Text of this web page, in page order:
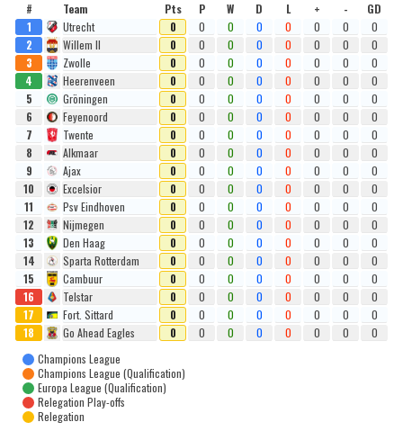
#
Team Pts P W D L + -
GD
1
Utrecht 0 0 0 0 0 0 0
0
2
Willem II 0 0 0 0 0 0 0
0
3
Zwolle 0 0 0 0 0 0 0
0
4
Heerenveen 0 0 0 0 0 0 0
0
5
Gröningen 0 0 0 0 0 0 0
0
6
Feyenoord 0 0 0 0 0 0 0
0
7
Twente 0 0 0 0 0 0 0
0
8
Alkmaar 0 0 0 0 0 0 0
0
9
Ajax 0 0 0 0 0 0 0
0
10
Excelsior 0 0 0 0 0 0 0
0
11
Psv Eindhoven 0 0 0 0 0 0 0
0
12
Nijmegen 0 0 0 0 0 0 0
0
13
Den Haag 0 0 0 0 0 0 0
0
14
Sparta Rotterdam 0 0 0 0 0 0 0
0
15
Cambuur 0 0 0 0 0 0 0
0
16
Telstar 0 0 0 0 0 0 0
0
17
Fort. Sittard 0 0 0 0 0 0 0
0
18
Go Ahead Eagles 0 0 0 0 0 0 0
0
Champions League
Champions League (Qualification)
Europa League (Qualification)
Relegation Play-offs
Relegation